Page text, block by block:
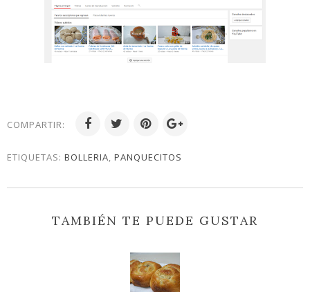
COMPARTIR:
ETIQUETAS: BOLLERIA, PANQUECITOS
TAMBIÉN TE PUEDE GUSTAR